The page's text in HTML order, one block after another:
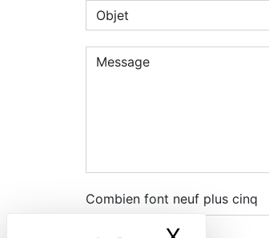
Combien font neuf plus cinq